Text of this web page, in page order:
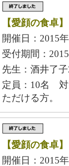
【愛顔の食卓
開催日：2015
受付期間：
先生：酒井了
定員：10名 対
ただける方。
【愛顔の食卓
開催日：2015